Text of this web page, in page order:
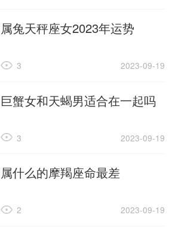
属兔天秤座女2023年运势
2023-09-19
3
巨蟹女和天蝎男适合在一起吗
2023-09-19
3
属什么的摩羯座命最差
2023-09-19
2